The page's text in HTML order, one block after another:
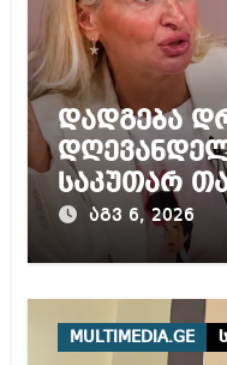
დადგება
საკუთარ
ნანუკა
აგვ 6, 2026
MULTIMEDIA.GE